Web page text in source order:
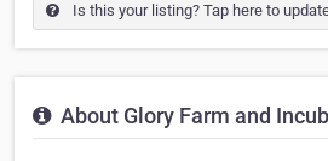
Is this your listing? Tap here to
About Glory Farm and